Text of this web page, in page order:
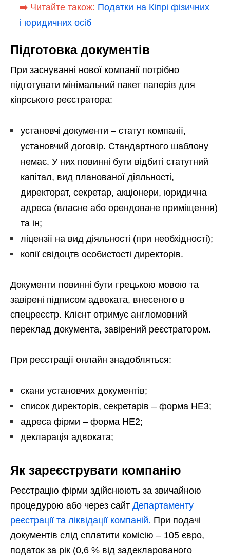
➡️ Читайте також: Податки на Кіпрі фізичних
і юридичних осіб
Підготовка документів
При заснуванні нової компанії потрібно
підготувати мінімальний пакет паперів для
кіпрського реєстратора:
установчі документи – статут компанії,
установчий договір. Стандартного шаблону
немає. У них повинні бути відбиті статутний
капітал, вид планованої діяльності,
директорат, секретар, акціонери, юридична
адреса (власне або орендоване приміщення)
та ін;
ліцензії на вид діяльності (при необхідності);
копії свідоцтв особистості директорів.
Документи повинні бути грецькою мовою та
завірені підписом адвоката, внесеного в
спецреєстр. Клієнт отримує англомовний
переклад документа, завірений реєстратором.
При реєстрації онлайн знадобляться:
скани установчих документів;
список директорів, секретарів – форма НЕ3;
адреса фірми – форма НЕ2;
декларація адвоката;
Як зареєструвати компанію
Реєстрацію фірми здійснюють за звичайною
процедурою або через сайт Департаменту
реєстрації та ліквідації компаній. При подачі
документів слід сплатити комісію – 105 євро,
податок за рік (0,6 % від задекларованого